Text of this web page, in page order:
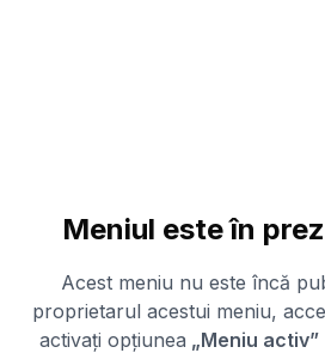
Meniul este în
Acest meniu nu este încă
proprietarul acestui meniu,
activați opțiunea „Meniu activ”